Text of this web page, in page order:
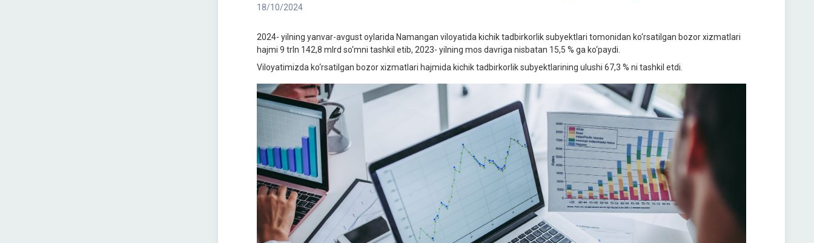
18/10/2024
2024- yilning yanvar-avgust oylarida Namangan viloyatida kichik tadbirkorlik subyektlari tomonidan ko‘rsatilgan bozor xizmatlari
hajmi 9 trln 142,8 mlrd so‘mni tashkil etib, 2023- yilning mos davriga nisbatan 15,5 % ga ko‘paydi.
Viloyatimizda ko‘rsatilgan bozor xizmatlari hajmida kichik tadbirkorlik subyektlarining ulushi 67,3 % ni tashkil etdi.